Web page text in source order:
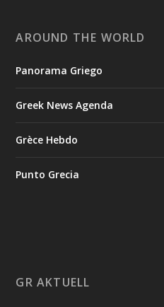
AROUND THE WORLD
Panorama Griego
Greek News Agenda
Grèce Hebdo
Punto Grecia
GR AKTUELL